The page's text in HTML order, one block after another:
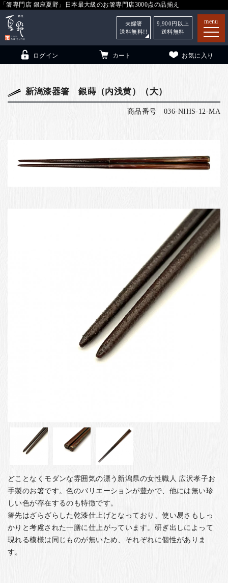
「箸専門店 銀座夏野」日本最大級のお箸専門店3000点の品揃え
menu
ログイン カート お気に入り
夫婦箸
送料無料!!
9,900 円以上
送料無料
新潟漆器箸 銀蒔（内浅黄）（大）
商品番号 036-NIHS-12-MA
どことなくモダンな雰囲気の漂う新潟県の女性職人 広沢孝子お
手製のお箸です。色のバリエーションが豊かで、他には無い珍
しい色が存在するのも特徴です。
箸先はざらざらした乾漆仕上げとなっており、使い易さもしっ
かりと考慮された一膳に仕上がっています。研ぎ出しによって
現れる模様は同じものが無いため、それぞれに個性がありま
す。